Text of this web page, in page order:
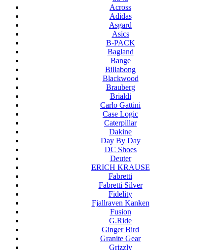
Across
Adidas
Asgard
Asics
B-PACK
Bagland
Bange
Billabong
Blackwood
Brauberg
Brialdi
Carlo Gattini
Case Logic
Caterpillar
Dakine
Day By Day
DC Shoes
Deuter
ERICH KRAUSE
Fabretti
Fabretti Silver
Fidelity
Fjallraven Kanken
Fusion
G.Ride
Ginger Bird
Granite Gear
Grizzly